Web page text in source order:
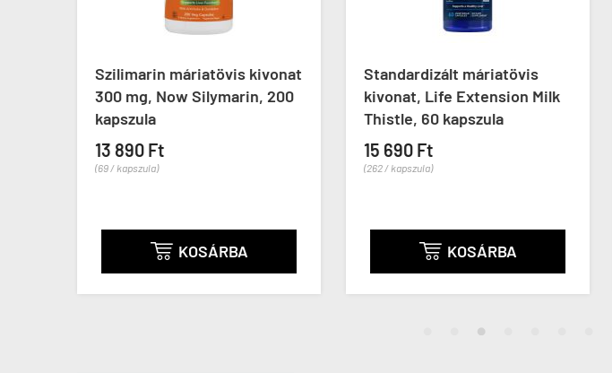
Szilimarin máriatövis kivonat
300 mg, Now Silymarin, 200
kapszula
13 890 Ft
(69 / kapszula)
 KOSÁRBA
Standardizált máriatövis
kivonat, Life Extension Milk
Thistle, 60 kapszula
15 690 Ft
(262 / kapszula)
 KOSÁRBA